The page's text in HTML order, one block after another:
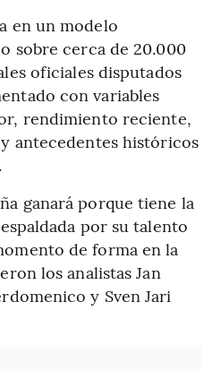
en un modelo
sobre cerca de 20.000
oficiales disputados
con variables
rendimiento reciente,
antecedentes históricos
ganará porque tiene la
por su talento
de forma en la
los analistas Jan
y Sven Jari